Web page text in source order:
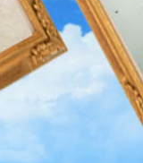
系统。
粉尘检测仪主要
射原理和静电交流
粉尘检测仪的应用
1. 现场粉尘浓度